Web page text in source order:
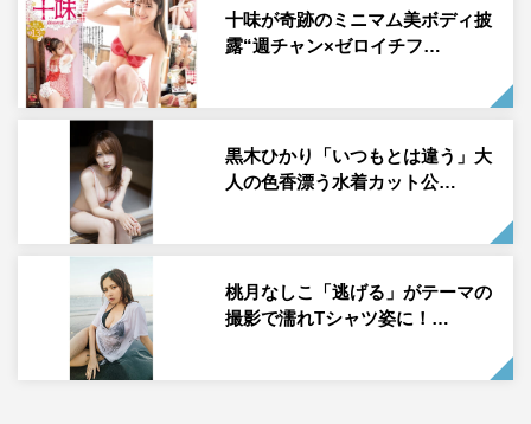
ートを集め、2日でフォロワー数が8万人増えたというほど
の反響だ。
そんな彼女が、「週刊プレイボーイ」に初出演。由良は
「憧れていた『週刊プレイボーイ』さんに出演されていた
だけることに決まったときは、本当にうれしかったで
す！ 撮影も何と私の出身地の千葉県で、海も近かったの
で懐かしい感じがしてとてもリラックスしながら撮影でき
ました！」と喜びのコメント。
十味が奇跡のミニマム美ボディ披
露“週チャン×ゼロイチフ…
黒木ひかり「いつもとは違う」大
人の色香漂う水着カット公…
桃月なしこ「逃げる」がテーマの
撮影で濡れTシャツ姿に！…